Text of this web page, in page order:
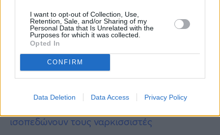
I want to opt-out of Collection, Use,
Retention, Sale, and/or Sharing of my
Personal Data that Is Unrelated with the
Purposes for which it was collected.
Opted In
CONFIRM
Data Deletion Data Access Privacy Policy
Καιρός: Έρχεται οργανωμένη κακοκαιρία με
βροχές και καταιγίδες – Που θα χτυπήσει
Χαμός ανάμεσα σε Σκορδά – Μικρούτσικο
για την Παναγιώταρου:«Έχει δυο
καρούμπαλα στο πρόσωπο»
ισοπεδώνουν τους ναρκισσιστές